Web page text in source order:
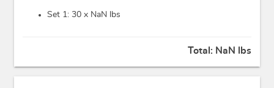
Set 1: 30 x NaN lbs
Total: NaN lbs